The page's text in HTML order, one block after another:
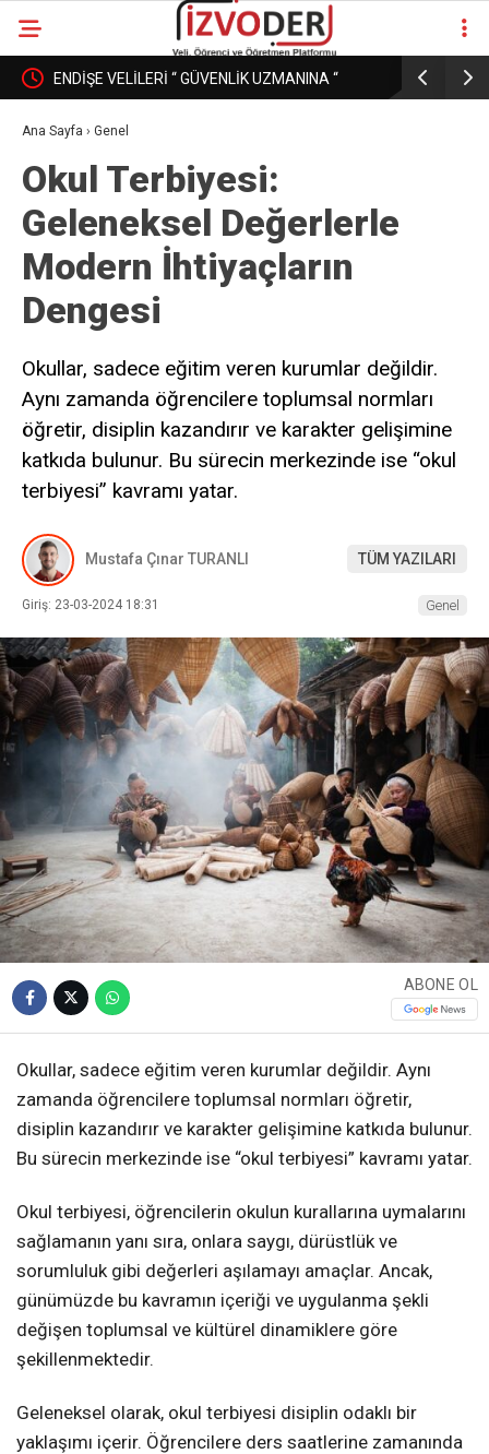
ENDİŞE VELİLERİ “ GÜVENLİK UZMANINA “
DÖNÜŞÜRKEN
EĞİTİM
Ana Sayfa › Genel
Okul Terbiyesi:
Geleneksel Değerlerle
Modern İhtiyaçların
Dengesi
Okullar, sadece eğitim veren kurumlar değildir.
Aynı zamanda öğrencilere toplumsal normları
öğretir, disiplin kazandırır ve karakter gelişimine
katkıda bulunur. Bu sürecin merkezinde ise “okul
terbiyesi” kavramı yatar.
Mustafa Çınar TURANLI TÜM YAZILARI
Giriş: 23-03-2024 18:31 Genel
ABONE OL
Okullar, sadece eğitim veren kurumlar değildir. Aynı
zamanda öğrencilere toplumsal normları öğretir,
disiplin kazandırır ve karakter gelişimine katkıda bulunur.
Bu sürecin merkezinde ise “okul terbiyesi” kavramı yatar.
Okul terbiyesi, öğrencilerin okulun kurallarına uymalarını
sağlamanın yanı sıra, onlara saygı, dürüstlük ve
sorumluluk gibi değerleri aşılamayı amaçlar. Ancak,
günümüzde bu kavramın içeriği ve uygulanma şekli
değişen toplumsal ve kültürel dinamiklere göre
şekillenmektedir.
Geleneksel olarak, okul terbiyesi disiplin odaklı bir
yaklaşımı içerir. Öğrencilere ders saatlerine zamanında